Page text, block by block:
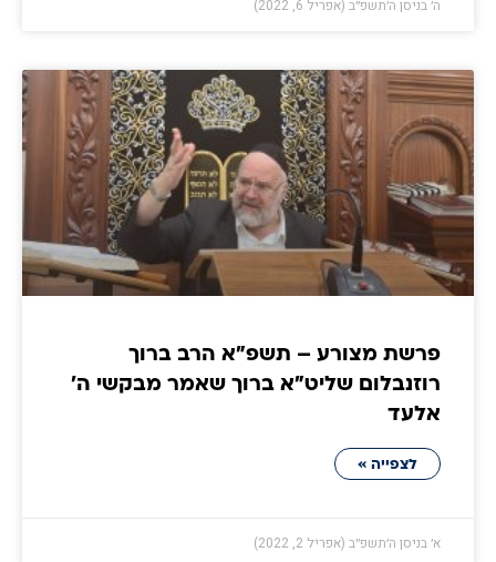
ה׳ בניסן ה׳תשפ״ב (אפריל 6, 2022)
פרשת מצורע – תשפ"א הרב ברוך
רוזנבלום שליט"א ברוך שאמר מבקשי ה'
אלעד
לצפייה »
א׳ בניסן ה׳תשפ״ב (אפריל 2, 2022)